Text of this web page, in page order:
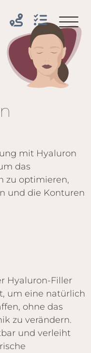
mit Hyaluron
das
zu optimieren,
und die Konturen
Hyaluron-Filler
um eine natürlich
ohne das
zu verändern.
und verleiht